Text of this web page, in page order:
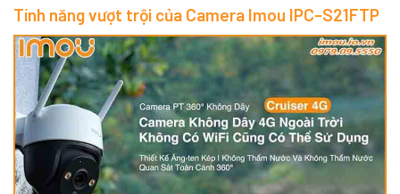
Tính năng vượt trội của Camera Imou IPC-S21FTP